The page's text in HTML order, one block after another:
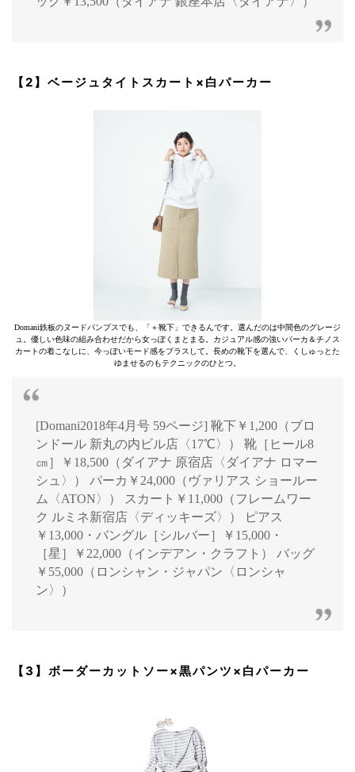
【2】ベージュタイトスカート×白パーカー
Domani鉄板のヌードパンプスでも、「＋靴下」できるんです。選んだのは中間色のグレージ
ュ。優しい色味の組み合わせだから女っぽくまとまる。カジュアル感の強いパーカ＆チノス
カートの着こなしに、今っぽいモード感をプラスして。長めの靴下を選んで、くしゅっとた
ゆませるのもテクニックのひとつ。
[Domani2018年4月号 59ページ] 靴下￥1,200（ブロ
ンドール 新丸の内ビル店〈17℃〉） 靴［ヒール8
㎝］￥18,500（ダイアナ 原宿店〈ダイアナ ロマー
シュ〉） パーカ￥24,000（ヴァリアス ショールー
ム〈ATON〉） スカート￥11,000（フレームワー
ク ルミネ新宿店〈ディッキーズ〉） ピアス
￥13,000・バングル［シルバー］￥15,000・
［星］￥22,000（インデアン・クラフト） バッグ
￥55,000（ロンシャン・ジャパン〈ロンシャ
ン〉）
【3】ボーダーカットソー×黒パンツ×白パーカー